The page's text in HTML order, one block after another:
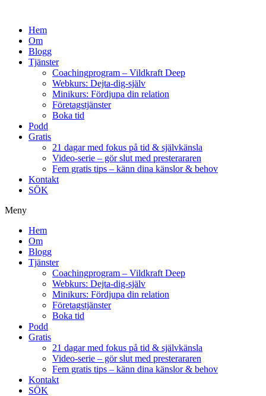
Hem
Om
Blogg
Tjänster
Coachingprogram – Vildkraft Deep
Webkurs: Dejta-dig-själv
Minikurs: Fördjupa din relation
Företagstjänster
Boka tid
Podd
Gratis
21 dagar med fokus på tid & självkänsla
Video-serie – gör slut med presterararen
Fem gratis tips – känn dina känslor & behov
Kontakt
SÖK
Meny
Hem
Om
Blogg
Tjänster
Coachingprogram – Vildkraft Deep
Webkurs: Dejta-dig-själv
Minikurs: Fördjupa din relation
Företagstjänster
Boka tid
Podd
Gratis
21 dagar med fokus på tid & självkänsla
Video-serie – gör slut med presterararen
Fem gratis tips – känn dina känslor & behov
Kontakt
SÖK